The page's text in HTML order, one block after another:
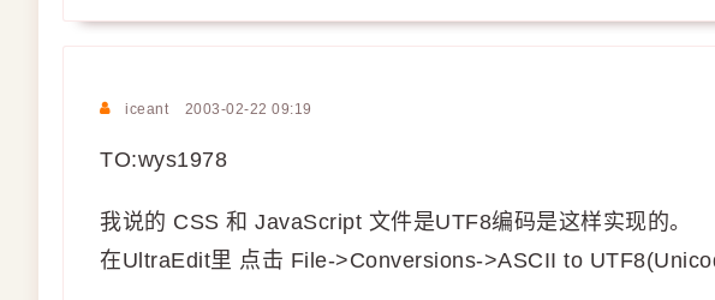
iceant 2003-02-22 09:19
TO:wys1978
我说的 CSS 和 JavaScript 文件是UTF8编码是这样实现的。
在UltraEdit里 点击 File->Conversions->ASCII to